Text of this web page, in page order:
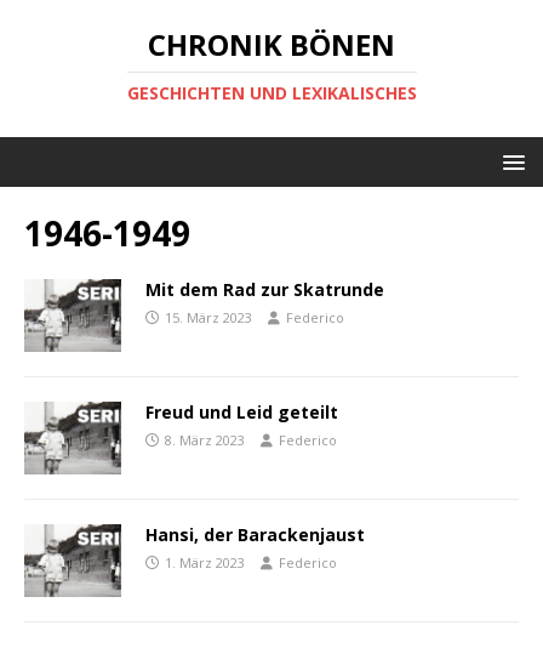
CHRONIK BÖNEN
GESCHICHTEN UND LEXIKALISCHES
1946-1949
Mit dem Rad zur Skatrunde
15. März 2023 Federico
Freud und Leid geteilt
8. März 2023 Federico
Hansi, der Barackenjaust
1. März 2023 Federico